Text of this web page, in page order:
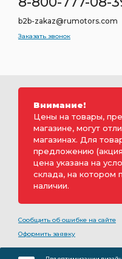
b2b-zakaz@rumotors.com
Заказать звонок
Внимание!
Цены на товары,
магазине, могут
магазинах. Для
предложению
цена указана на
склада, на котором
наличии.
Сообщить об ошибке на сайте
Оформить заявку